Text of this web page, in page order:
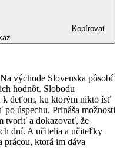
Kopírovať
východe Slovenska pôsobí
hodnôt. Slobodu
k deťom, ku ktorým nikto ísť
úspechu. Prináša možnosti
tvoriť a dokazovať, že
dní. A učitelia a učiteľky
ktorá im dáva